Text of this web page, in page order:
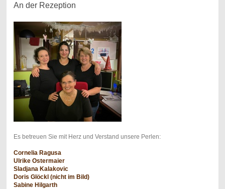
An der Rezeption
Es betreuen Sie mit Herz und Verstand unsere Perlen:
Cornelia Ragusa
Ulrike Ostermaier
Sladjana Kalakovic
Doris Glöckl (nicht im Bild)
Sabine Hilgarth